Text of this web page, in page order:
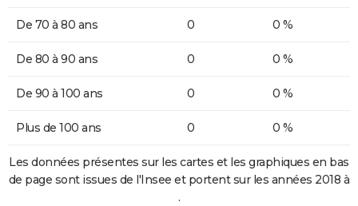
De 70 à 80 ans 0 0 %
De 80 à 90 ans 0 0 %
De 90 à 100 ans 0 0 %
Plus de 100 ans 0 0 %
Les données présentes sur les cartes et les graphiques en bas
de page sont issues de l'Insee et portent sur les années 2018 à
.